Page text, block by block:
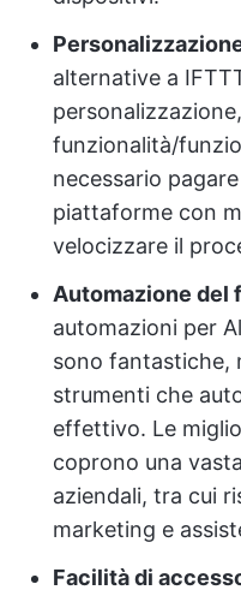
alternative a
funzionalità/
necessario
piattaforme con
velocizzare il
Automazione del
automazioni per
sono fantastiche,
strumenti che
effettivo. Le
coprono una
aziendali, tra cui
marketing e
Facilità di